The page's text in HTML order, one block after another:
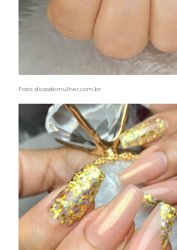
Foto: dicasdemulher.com.br